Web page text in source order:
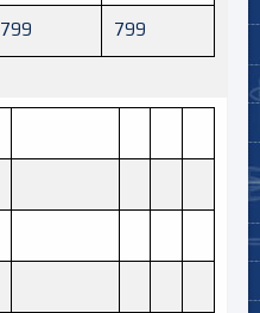
799 799